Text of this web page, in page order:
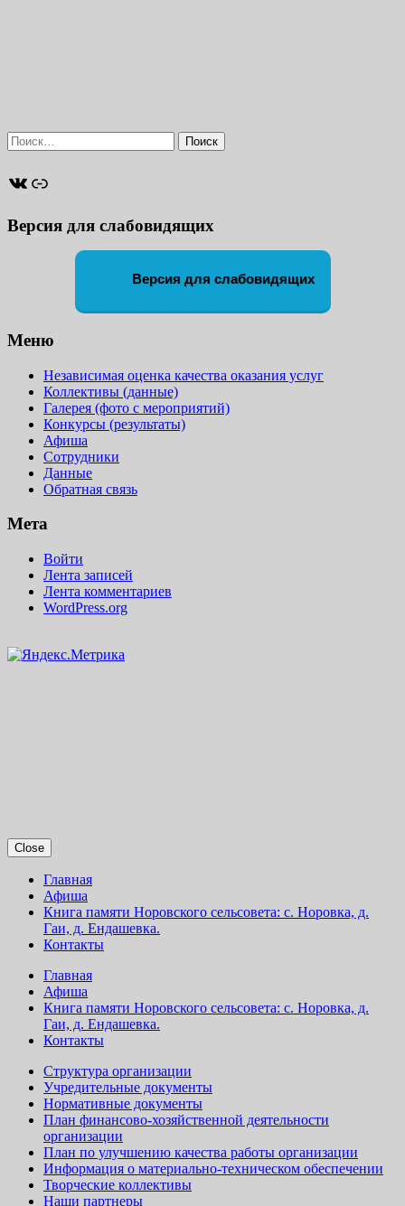
Найти:
ВКонтакте
Ссылка
Версия для слабовидящих
Версия для слабовидящих
Меню
Независимая оценка качества оказания услуг
Коллективы (данные)
Галерея (фото с мероприятий)
Конкурсы (результаты)
Афиша
Сотрудники
Данные
Обратная связь
Мета
Войти
Лента записей
Лента комментариев
WordPress.org
Close
Главная
Афиша
Книга памяти Норовского сельсовета: с. Норовка, д.
Гаи, д. Ендашевка.
Контакты
Главная
Афиша
Книга памяти Норовского сельсовета: с. Норовка, д.
Гаи, д. Ендашевка.
Контакты
Структура организации
Учредительные документы
Нормативные документы
План финансово-хозяйственной деятельности
организации
План по улучшению качества работы организации
Информация о материально-техническом обеспечении
Творческие коллективы
Наши партнеры